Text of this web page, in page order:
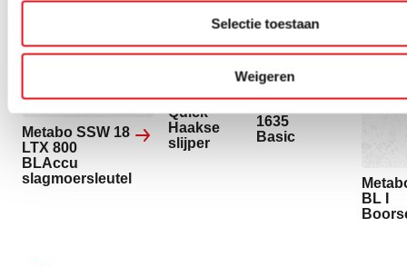
Selectie toestaan
Weigeren
Metabo SSW 18
LTX 800
BLAccu
slagmoersleutel
Metabo
MVT
Quick
Haakse
slijper
Starmix
1635
Basic
BL I